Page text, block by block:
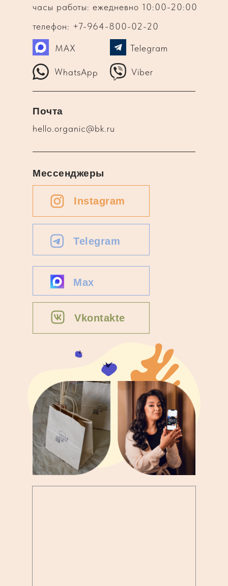
часы работы: ежедневно 10:00-20:00
телефон: +7-964-800-02-20
WhatsApp Viber
Telegram
MAX
hello.organic@bk.ru
Почта
Instagram
Telegram
Max
Vkontakte
Мессенджеры